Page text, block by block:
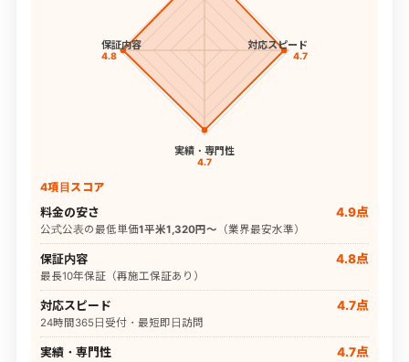
対応スピード
4.7
実績・専門性
4.7
保証内容
4.8
4項目スコア
料金の安さ 4.9点
公式公表の最低単価1平米1,320円〜 （業界最安水準）
保証内容 4.8点
最長10年保証（再施工保証あり）
対応スピード 4.7点
24時間365日受付・最短即日訪問
実績・専門性 4.7点